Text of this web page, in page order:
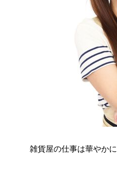
雑貨屋の仕事は華やか